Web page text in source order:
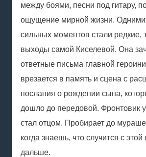
между боями, песни под гитару,
ощущение мирной жизни.
сильных моментов стали редкие,
выходы самой Киселевой. Она
ответные письма главной
врезается в память и сцена с
послания о рождении сына,
дошло до передовой. Фронтовик
стал отцом. Пробирает до
когда знаешь, что случится с этой
дальше.